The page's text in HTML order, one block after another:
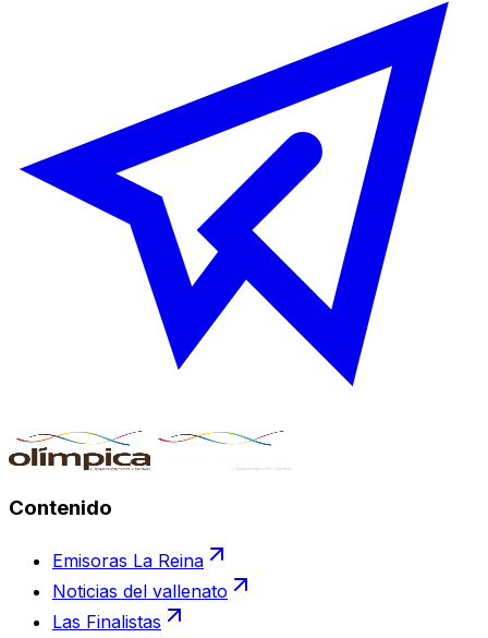
Contenido
Emisoras La Reina
Noticias del vallenato
Las Finalistas